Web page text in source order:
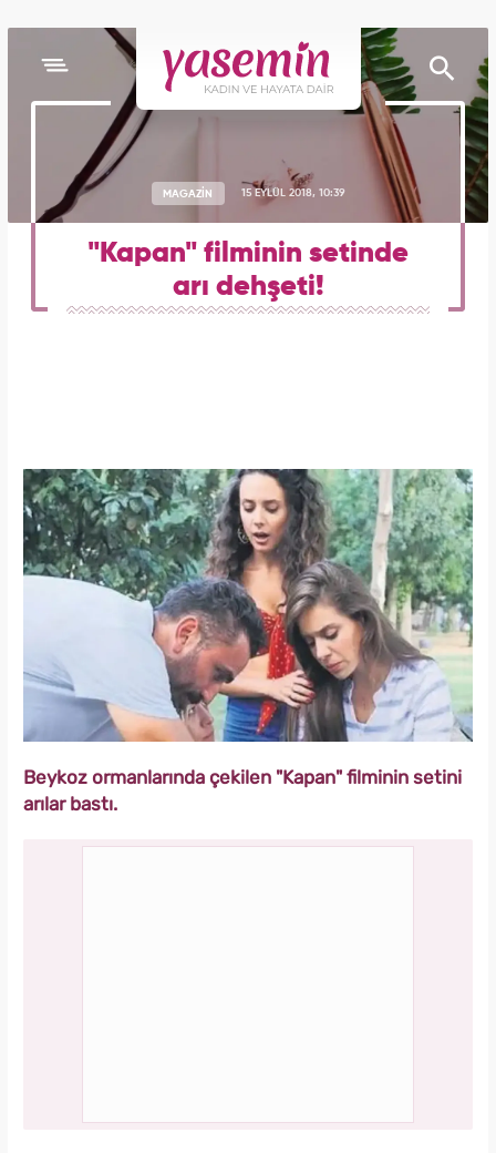
MAGAZİN 15 EYLÜL 2018, 10:39
"Kapan" filminin setinde
arı dehşeti!
Beykoz ormanlarında çekilen "Kapan" filminin setini
arılar bastı.